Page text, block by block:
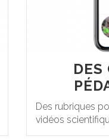
DES
Des rubriques
vidéos